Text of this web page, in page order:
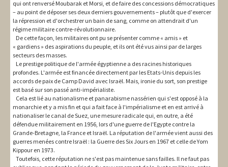
qui ont renversé Moubarak et Morsi, et de faire des concessions démocratiques
– au point de déposer ses deux derniers gouvernements – plutôt que d'exercer
la répression et d'orchestrer un bain de sang, comme on attendrait d'un
régime militaire contre-révolutionnaire.
De cette façon, les militaires ont pu se présenter comme « amis » et
« gardiens » des aspirations du peuple, et ils ont été vus ainsi par de larges
secteurs des masses.
Le prestige politique de l'armée égyptienne a des racines historiques
profondes. L'armée est financée directement par les Etats-Unis depuis les
accords de paix de Camp David avec Israël. Mais, ironie du sort, son prestige
est basé sur son passé anti-impérialiste.
Cela est lié au nationalisme et panarabisme nassérien qui s'est opposé à la
monarchie et y a mis fin et qui a fait face à l'impérialisme et en est arrivé à
nationaliser le canal de Suez, une mesure radicale qui, en outre, a été
défendue militairement en 1956, lors d'une guerre de l'Egypte contre la
Grande-Bretagne, la France et Israël. La réputation de l'armée vient aussi des
guerres menées contre Israël : la Guerre des Six Jours en 1967 et celle de Yom
Kippour en 1973.
Toutefois, cette réputation ne s'est pas maintenue sans failles. Il ne faut pas